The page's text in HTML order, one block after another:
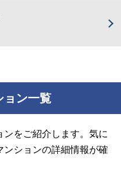
ョン一覧
をご紹介します。気に
ンションの詳細情報が確